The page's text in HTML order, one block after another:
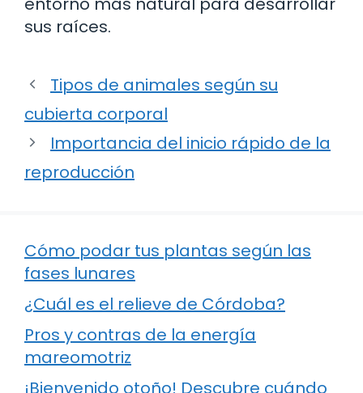
sus raíces.
Tipos de animales según su
cubierta corporal
Importancia del inicio rápido de la
reproducción
Cómo podar tus plantas según las
fases lunares
¿Cuál es el relieve de Córdoba?
Pros y contras de la energía
mareomotriz
¡Bienvenido otoño! Descubre cuándo